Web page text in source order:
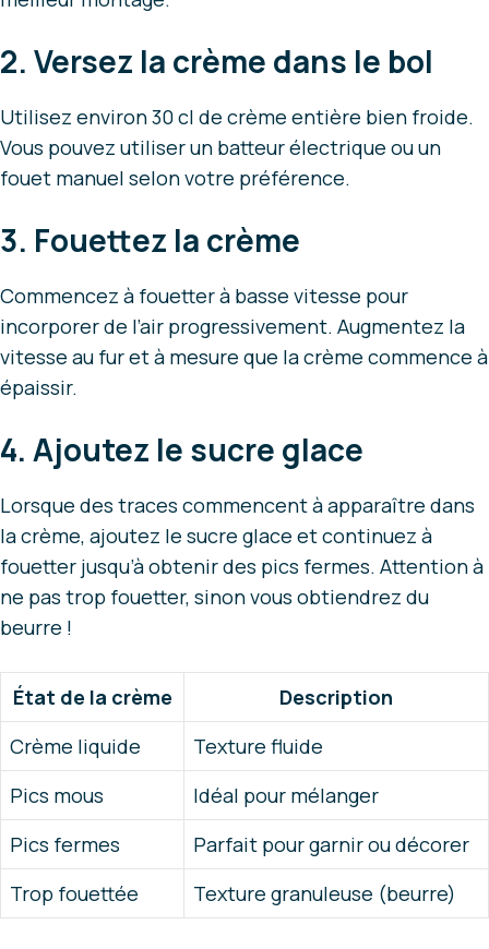
2. Versez la crème dans le bol
Utilisez environ 30 cl de crème entière bien froide.
Vous pouvez utiliser un batteur électrique ou un
fouet manuel selon votre préférence.
3. Fouettez la crème
Commencez à fouetter à basse vitesse pour
incorporer de l’air progressivement. Augmentez la
vitesse au fur et à mesure que la crème commence à
épaissir.
4. Ajoutez le sucre glace
Lorsque des traces commencent à apparaître dans
la crème, ajoutez le sucre glace et continuez à
fouetter jusqu’à obtenir des pics fermes. Attention à
ne pas trop fouetter, sinon vous obtiendrez du
beurre !
État de la crème
Description
Crème liquide
Texture fluide
Pics mous
Idéal pour mélanger
Pics fermes
Parfait pour garnir ou décorer
Trop fouettée
Texture granuleuse (beurre)